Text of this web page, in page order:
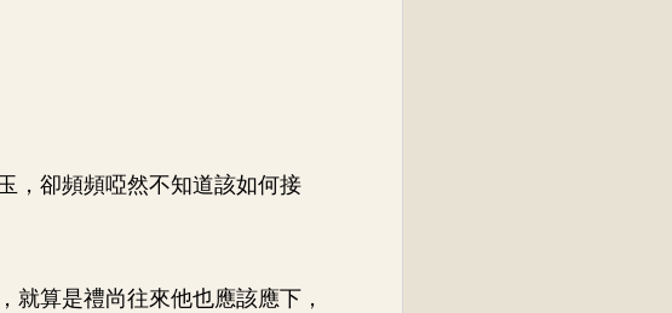
，卻頻頻啞然不知道該如何接
就算是禮尚往來他也應該應下，